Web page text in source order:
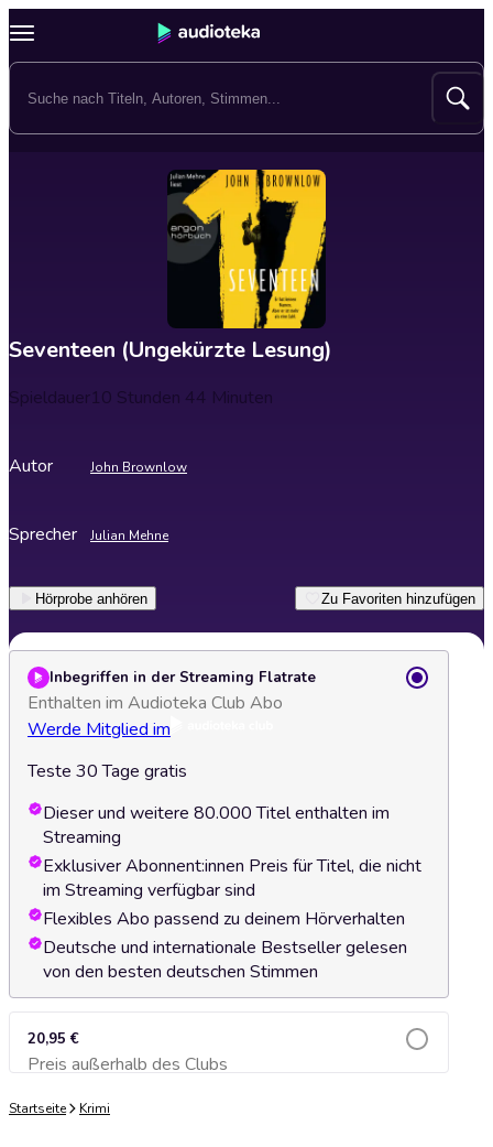
Seventeen (Ungekürzte Lesung)
Spieldauer10 Stunden 44 Minuten
Autor John Brownlow
Sprecher Julian Mehne
Hörprobe anhören Zu Favoriten hinzufügen
Inbegriffen in der Streaming Flatrate
Enthalten im Audioteka Club Abo
Werde Mitglied im
Teste 30 Tage gratis
Dieser und weitere 80.000 Titel enthalten im
Streaming
Exklusiver Abonnent:innen Preis für Titel, die nicht
im Streaming verfügbar sind
Flexibles Abo passend zu deinem Hörverhalten
Deutsche und internationale Bestseller gelesen
von den besten deutschen Stimmen
20,95 €
Preis außerhalb des ClubsZum Warenkorb hinzufügen
Startseite Krimi